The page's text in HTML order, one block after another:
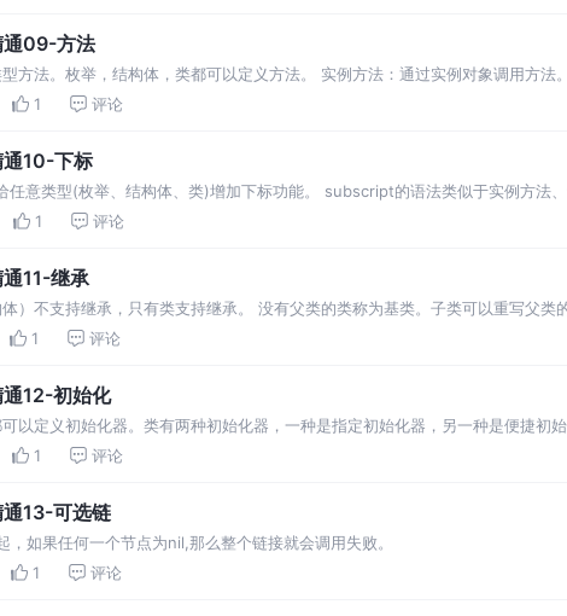
09-方法
方法。枚举，结构体，类都可以定义方法。 实例方法：通过实例对象调用方
默认情况下，值类型的属性不能被自身的实例方法修改。 但是如果在func关键
1 评论
10-下标
意类型(枚举、结构体、类)增加下标功能。 subscript的语法类似于实例方法
set方法。 如果返回的是类实例，则不用设置下标的set方法。 subscript也可
1 评论
11-继承
）不支持继承，只有类支持继承。 没有父类的类称为基类。子类可以重写父
为计算属性。 子类不可以将父类的属性重写为存储属性。 只能重写var属性，
1 评论
12-初始化
以定义初始化器。类有两种初始化器，一种是指定初始化器，另一种是便捷初
并未初始化，指定初始化器先初始化存储属性，再调用父类初始化器，形成初
1 评论
13-可选链
，如果任何一个节点为nil,那么整个链接就会调用失败。
1 评论